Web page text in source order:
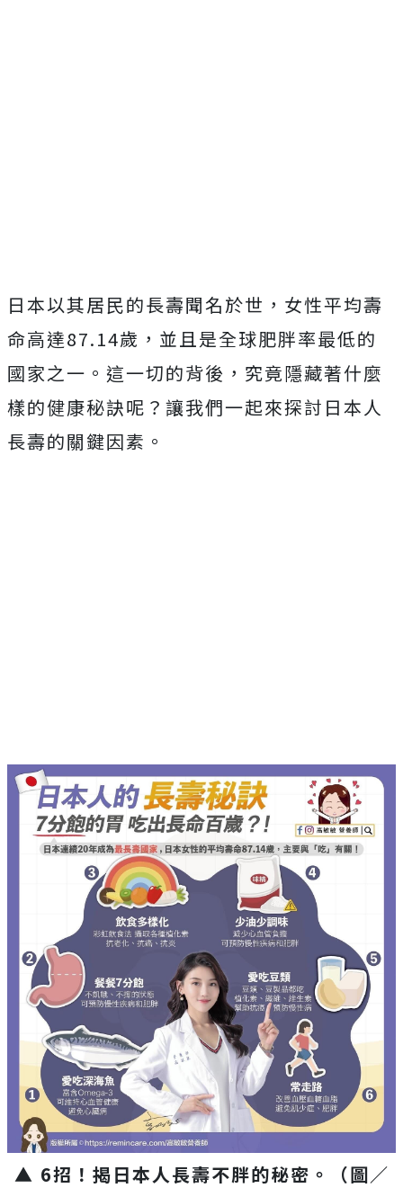
日本以其居民的長壽聞名於世，女性平均壽
命高達87.14歲，並且是全球肥胖率最低的
國家之一。這一切的背後，究竟隱藏著什麼
樣的健康秘訣呢？讓我們一起來探討日本人
長壽的關鍵因素。
▲ 6招！揭日本人長壽不胖的秘密。（圖／